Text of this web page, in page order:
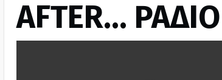
AFTER… ΡΑΔΙΟ